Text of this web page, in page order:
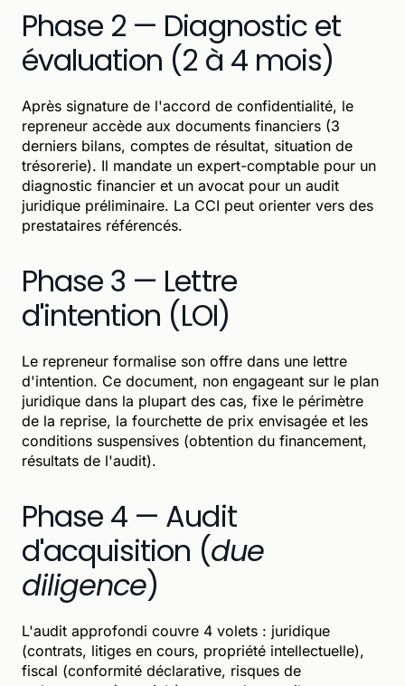
Phase 2 — Diagnostic et
évaluation (2 à 4 mois)
Après signature de l'accord de confidentialité, le
repreneur accède aux documents financiers (3
derniers bilans, comptes de résultat, situation de
trésorerie). Il mandate un expert-comptable pour un
diagnostic financier et un avocat pour un audit
juridique préliminaire. La CCI peut orienter vers des
prestataires référencés.
Phase 3 — Lettre
d'intention (LOI)
Le repreneur formalise son offre dans une lettre
d'intention. Ce document, non engageant sur le plan
juridique dans la plupart des cas, fixe le périmètre
de la reprise, la fourchette de prix envisagée et les
conditions suspensives (obtention du financement,
résultats de l'audit).
Phase 4 — Audit
d'acquisition (due
diligence)
L'audit approfondi couvre 4 volets : juridique
(contrats, litiges en cours, propriété intellectuelle),
fiscal (conformité déclarative, risques de